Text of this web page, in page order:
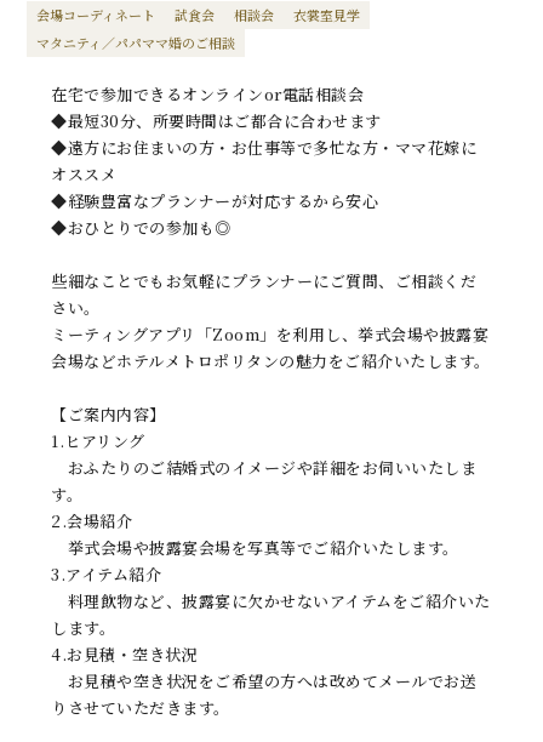
会場コーディネート 試食会 相談会
衣裳室見学
マタニティ／パパママ婚のご相談
在宅で参加できるオンラインor電話相談会
◆最短30分、所要時間はご都合に合わせます
◆遠方にお住まいの方・お仕事等で多忙な方・ママ花嫁に
オススメ
◆経験豊富なプランナーが対応するから安心
◆おひとりでの参加も◎
些細なことでもお気軽にプランナーにご質問、ご相談くだ
さい。
ミーティングアプリ「Zoom」を利用し、挙式会場や披露宴
会場などホテルメトロポリタンの魅力をご紹介いたします。
【ご案内内容】
1.ヒアリング
おふたりのご結婚式のイメージや詳細をお伺いいたしま
す。
2.会場紹介
挙式会場や披露宴会場を写真等でご紹介いたします。
3.アイテム紹介
料理飲物など、披露宴に欠かせないアイテムをご紹介いた
します。
4.お見積・空き状況
お見積や空き状況をご希望の方へは改めてメールでお送
りさせていただきます。